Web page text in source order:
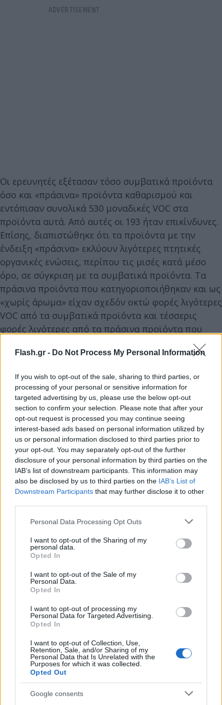
Flash.gr - Do Not Process My Personal Information
If you wish to opt-out of the sale, sharing to third parties, or
processing of your personal or sensitive information for
targeted advertising by us, please use the below opt-out
section to confirm your selection. Please note that after your
opt-out request is processed you may continue seeing
interest-based ads based on personal information utilized by
us or personal information disclosed to third parties prior to
your opt-out. You may separately opt-out of the further
disclosure of your personal information by third parties on the
IAB’s list of downstream participants. This information may
also be disclosed by us to third parties on the IAB’s List of
Downstream Participants that may further disclose it to other
Please note that this website/app uses one or more Google
not limited to your visit or usage behaviour. You may click to
grant or deny consent to Google and its third-party tags to
use your data for below specified purposes in below Google
consent section.
Personal Data Processing Opt Outs
I want to opt-out of the Sharing of my
personal data.
Opted In
I want to opt-out of the Sale of my
Personal Data.
Opted In
I want to opt-out of processing my
Personal Data for Targeted Advertising.
Opted In
I want to opt-out of Collection, Use,
Retention, Sale, and/or Sharing of my
Personal Data that Is Unrelated with the
Purposes for which it was collected.
Opted Out
Google consents
Οι ερευνητές εξέτασαν τόσο συμβατικά προϊόντα
όσο και «πράσινα» προϊόντα καθαρισμού και
εντόπισαν συνολικά 530 μοναδικές VOC στα
προϊόντα αυτά. Από αυτές οι 193 ήταν επικίνδυνες.
Επίσης, διαπιστώθηκε ότι τα προϊόντα με την
ένδειξη «πράσινα» εκλύουν λιγότερες πτητικές
οργανικές ενώσεις, περίπου τις μισές κατά μέσο
όρο, σε σύγκριση με τα συμβατικά προϊόντα. Τα
πράσινα προϊόντα που κατηγοριοποιήθηκαν και ως
«χωρίς άρωμα» είχαν σχεδόν οκτώ φορές λιγότερες
VOC από τα συμβατικά προϊόντα και τέσσερις
φορές λιγότερες από τα πράσινα προϊόντα που
Το μοτίβο αυτό ίσχυε και για τον αριθμό των
επικίνδυνων VOC. Τα πράσινα προϊόντα εκλύουν
κατά μέσο όρο τέσσερις χημικές ουσίες που
ταξινομούνται ως επικίνδυνες, σε σύγκριση με
περίπου 15 στα πράσινα προϊόντα με άρωμα και 22
στα συμβατικά προϊόντα.